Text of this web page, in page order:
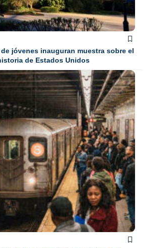
jóvenes inauguran muestra sobre el
de Estados Unidos